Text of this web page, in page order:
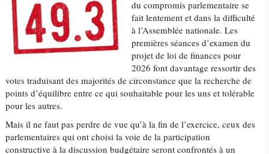
du compromis parlementaire se
fait lentement et dans la difficulté
à l’Assemblée nationale. Les
premières séances d’examen du
projet de loi de finances pour
2026 font davantage ressortir des
votes traduisant des majorités de circonstance que la recherche de
points d’équilibre entre ce qui souhaitable pour les uns et tolérable
pour les autres.
Mais il ne faut pas perdre de vue qu’à la fin de l’exercice, ceux des
parlementaires qui ont choisi la voie de la participation
constructive à la discussion budgétaire seront confrontés à un